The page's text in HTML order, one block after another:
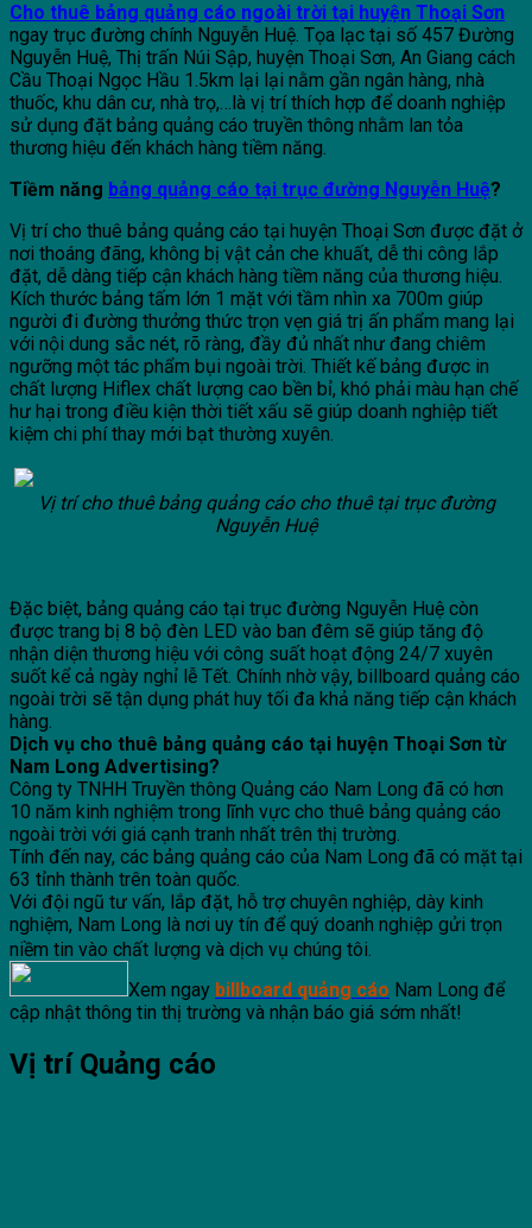
Cho thuê bảng quảng cáo ngoài trời tại huyện Thoại Sơn
ngay trục đường chính Nguyễn Huệ. Tọa lạc tại số 457 Đường
Nguyễn Huệ, Thị trấn Núi Sập, huyện Thoại Sơn, An Giang cách
Cầu Thoại Ngọc Hầu 1.5km lại lại nằm gần ngân hàng, nhà
thuốc, khu dân cư, nhà trọ,…là vị trí thích hợp để doanh nghiệp
sử dụng đặt bảng quảng cáo truyền thông nhằm lan tỏa
thương hiệu đến khách hàng tiềm năng.
Tiềm năng bảng quảng cáo tại trục đường Nguyễn Huệ?
Vị trí cho thuê bảng quảng cáo tại huyện Thoại Sơn được đặt ở
nơi thoáng đãng, không bị vật cản che khuất, dễ thi công lắp
đặt, dễ dàng tiếp cận khách hàng tiềm năng của thương hiệu.
Kích thước bảng tấm lớn 1 mặt với tầm nhìn xa 700m giúp
người đi đường thưởng thức trọn vẹn giá trị ấn phẩm mang lại
với nội dung sắc nét, rõ ràng, đầy đủ nhất như đang chiêm
ngưỡng một tác phẩm bụi ngoài trời. Thiết kế bảng được in
chất lượng Hiflex chất lượng cao bền bỉ, khó phải màu hạn chế
hư hại trong điều kiện thời tiết xấu sẽ giúp doanh nghiệp tiết
kiệm chi phí thay mới bạt thường xuyên.
Vị trí cho thuê bảng quảng cáo cho thuê tại trục đường
Nguyễn Huệ
Đặc biệt, bảng quảng cáo tại trục đường Nguyễn Huệ còn
được trang bị 8 bộ đèn LED vào ban đêm sẽ giúp tăng độ
nhận diện thương hiệu với công suất hoạt động 24/7 xuyên
suốt kể cả ngày nghỉ lễ Tết. Chính nhờ vậy, billboard quảng cáo
ngoài trời sẽ tận dụng phát huy tối đa khả năng tiếp cận khách
hàng.
Dịch vụ cho thuê bảng quảng cáo tại huyện Thoại Sơn từ
Nam Long Advertising?
Công ty TNHH Truyền thông Quảng cáo Nam Long đã có hơn
10 năm kinh nghiệm trong lĩnh vực cho thuê bảng quảng cáo
ngoài trời với giá cạnh tranh nhất trên thị trường.
Tính đến nay, các bảng quảng cáo của Nam Long đã có mặt tại
63 tỉnh thành trên toàn quốc.
Với đội ngũ tư vấn, lắp đặt, hỗ trợ chuyên nghiệp, dày kinh
nghiệm, Nam Long là nơi uy tín để quý doanh nghiệp gửi trọn
niềm tin vào chất lượng và dịch vụ chúng tôi.
Xem ngay billboard quảng cáo Nam Long để
cập nhật thông tin thị trường và nhận báo giá sớm nhất!
Vị trí Quảng cáo